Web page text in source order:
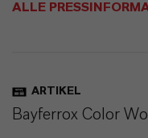
ALLE
ARTIKEL
Bayferrox Color